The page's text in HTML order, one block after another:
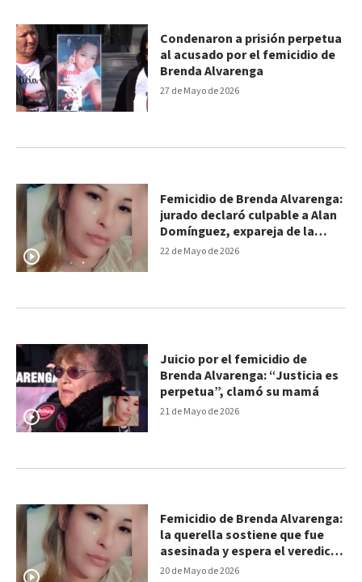
27 de Mayo de 2026
Condenaron a prisión perpetua
al acusado por el femicidio de
Brenda Alvarenga
22 de Mayo de 2026
Femicidio de Brenda Alvarenga:
jurado declaró culpable a Alan
Domínguez, expareja de la
mujer
21 de Mayo de 2026
Juicio por el femicidio de
Brenda Alvarenga: “Justicia es
perpetua”, clamó su mamá
20 de Mayo de 2026
Femicidio de Brenda Alvarenga:
la querella sostiene que fue
asesinada y espera el veredicto
del jurado